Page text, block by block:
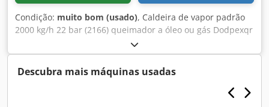
Condição: muito bom (usado), Caldeira de vapor padrão
2000 kg/h 22 bar (2166) queimador a óleo ou gás Dodpexqr
Descubra mais máquinas usadas